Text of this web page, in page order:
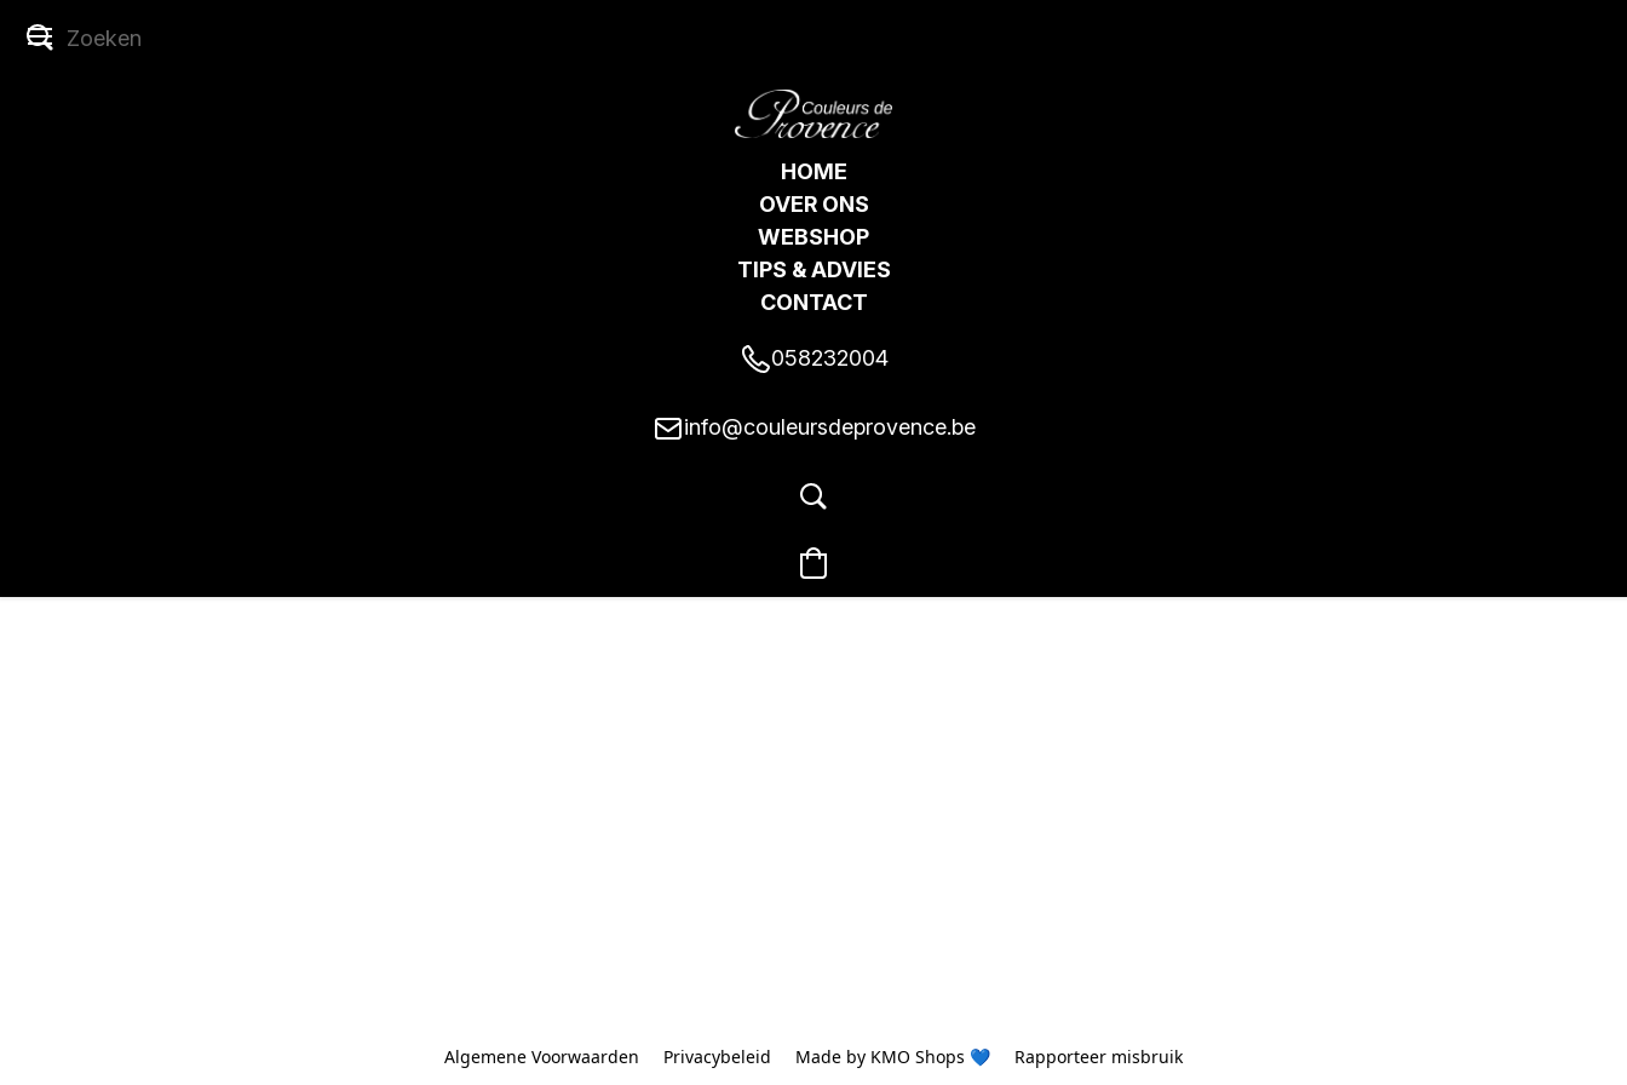
HOME
OVER ONS
WEBSHOP
TIPS & ADVIES
CONTACT
058232004
info@couleursdeprovence.be
Algemene Voorwaarden Privacybeleid Made by KMO Shops 💙 Rapporteer misbruik